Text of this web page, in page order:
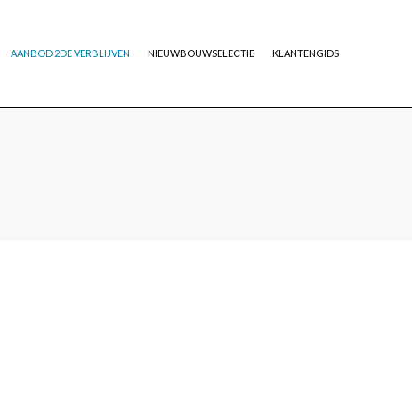
AANBOD 2DE VERBLIJVEN NIEUWBOUWSELECTIE KLANTENGIDS